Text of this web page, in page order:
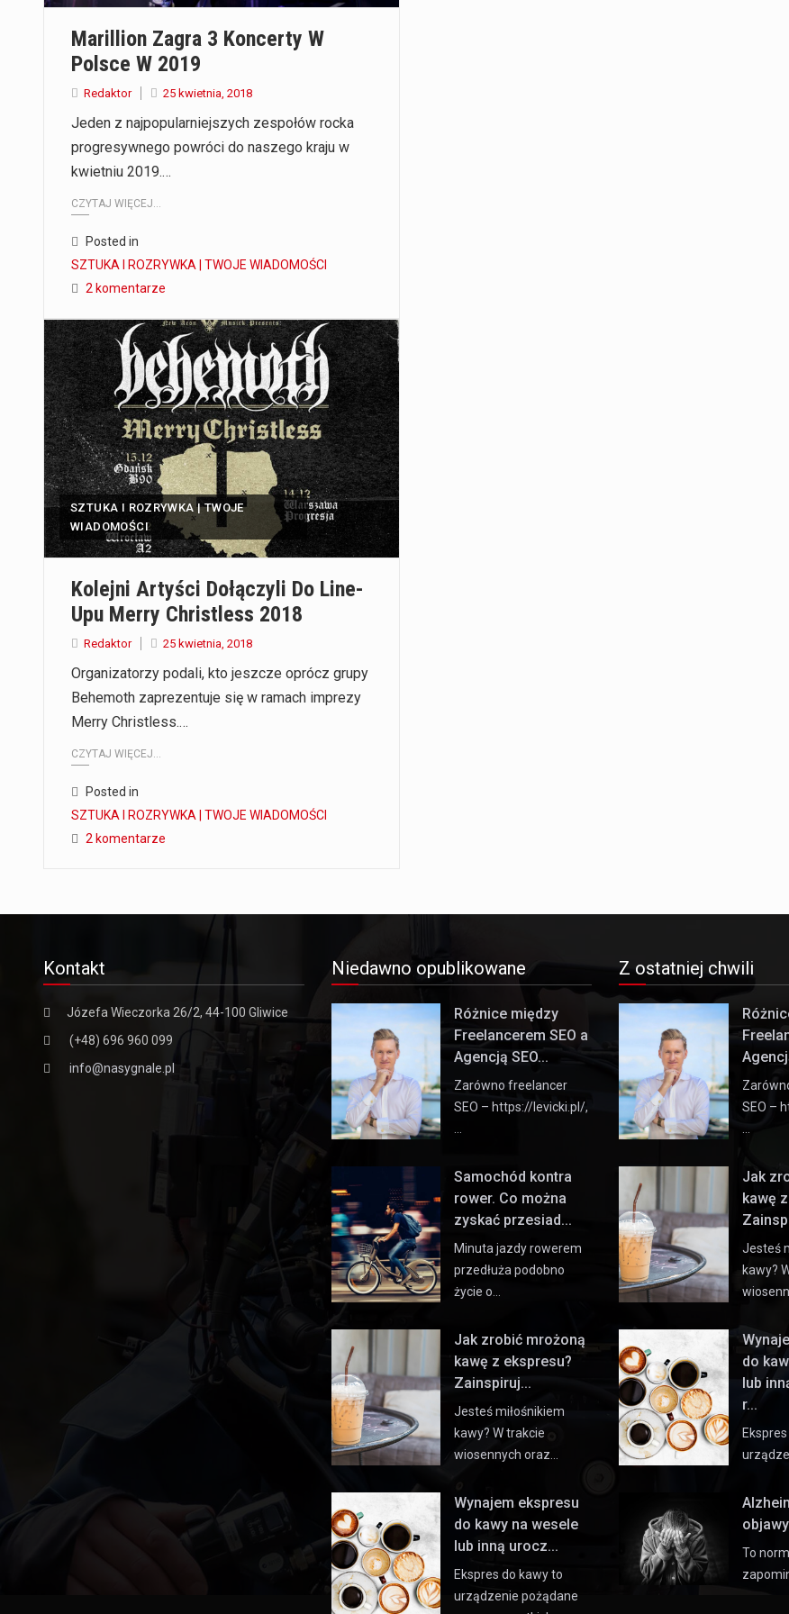
Marillion Zagra 3 Koncerty W
Polsce W 2019
Redaktor 25 kwietnia, 2018
Jeden z najpopularniejszych zespołów rocka
progresywnego powróci do naszego kraju w
kwietniu 2019.…
CZYTAJ WIĘCEJ...
Posted in
SZTUKA I ROZRYWKA | TWOJE WIADOMOŚCI
2 komentarze
SZTUKA I ROZRYWKA | TWOJE
WIADOMOŚCI
Kolejni Artyści Dołączyli Do Line-
Upu Merry Christless 2018
Redaktor 25 kwietnia, 2018
Organizatorzy podali, kto jeszcze oprócz grupy
Behemoth zaprezentuje się w ramach imprezy
Merry Christless.…
CZYTAJ WIĘCEJ...
Posted in
SZTUKA I ROZRYWKA | TWOJE WIADOMOŚCI
2 komentarze
Kontakt
Józefa Wieczorka 26/2, 44-100 Gliwice
(+48) 696 960 099
info@nasygnale.pl
Niedawno opublikowane
Różnice między
Freelancerem SEO a
Agencją SEO...
Zarówno freelancer
SEO – https://levicki.pl/,
Samochód kontra
rower. Co można
zyskać przesiad...
Minuta jazdy rowerem
przedłuża podobno
życie o…
Jak zrobić mrożoną
kawę z ekspresu?
Zainspiruj...
Jesteś miłośnikiem
kawy? W trakcie
wiosennych oraz…
Wynajem ekspresu
do kawy na wesele
lub inną urocz...
Ekspres do kawy to
urządzenie pożądane
Z ostatniej chwili
SEO –
Jak
kawę
Jesteś
kawy?
do
lub
r...
To